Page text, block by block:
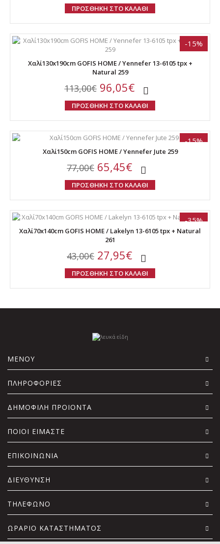
ΠΡΟΣΘΗΚΗ ΣΤΟ ΚΑΛΑΘΙ
-15%
Χαλί130x190cm GOFIS HOME / Yennefer 13-6105 tpx +
Natural 259
113,00€ 96,05€
ΠΡΟΣΘΗΚΗ ΣΤΟ ΚΑΛΑΘΙ
-15%
Χαλί150cm GOFIS HOME / Yennefer Jute 259
77,00€ 65,45€
ΠΡΟΣΘΗΚΗ ΣΤΟ ΚΑΛΑΘΙ
-35%
Χαλί70x140cm GOFIS HOME / Lakelyn 13-6105 tpx + Natural
261
43,00€ 27,95€
ΠΡΟΣΘΗΚΗ ΣΤΟ ΚΑΛΑΘΙ
ΜΕΝΟΥ
ΠΛΗΡΟΦΟΡΙΕΣ
ΔΗΜΟΦΙΛΗ ΠΡΟΙΟΝΤΑ
ΠΟΙΟΙ ΕΙΜΑΣΤΕ
ΕΠΙΚΟΙΝΩΝΙΑ
ΔΙΕΥΘΥΝΣΗ
ΤΗΛΕΦΩΝΟ
ΩΡΑΡΙΟ ΚΑΤΑΣΤΗΜΑΤΟΣ